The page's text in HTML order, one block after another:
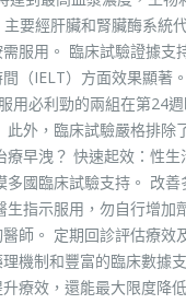
要經肝臟和腎臟酶系統
服用。 臨床試驗證據
（IELT）方面效果顯
用必利勁的兩組在第24
此外，臨床試驗嚴格排
療早洩？ 快速起效：性
國臨床試驗支持。 改
指示服用，勿自行增
師。 定期回診評估療
機制和豐富的臨床數據
療效，還能最大限度降